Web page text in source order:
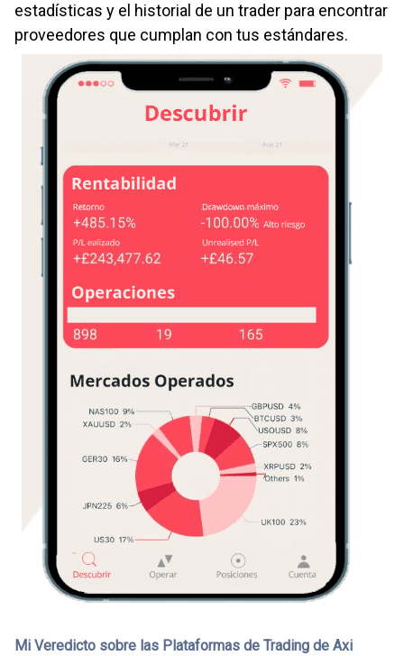
estadísticas y el historial de un trader para encontrar
proveedores que cumplan con tus estándares.
Mi Veredicto sobre las Plataformas de Trading de Axi